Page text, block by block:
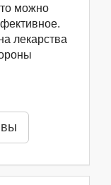
можно
лекарства